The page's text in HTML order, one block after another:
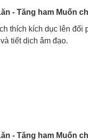
- Tăng ham Muốn
thích kích dục lên
tiết dịch âm đạo.
- Tăng ham Muốn